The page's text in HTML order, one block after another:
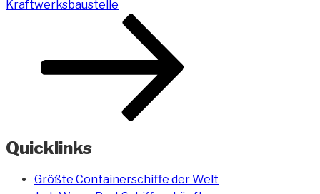
Kraftwerksbaustelle
Quicklinks
Größte Containerschiffe der Welt